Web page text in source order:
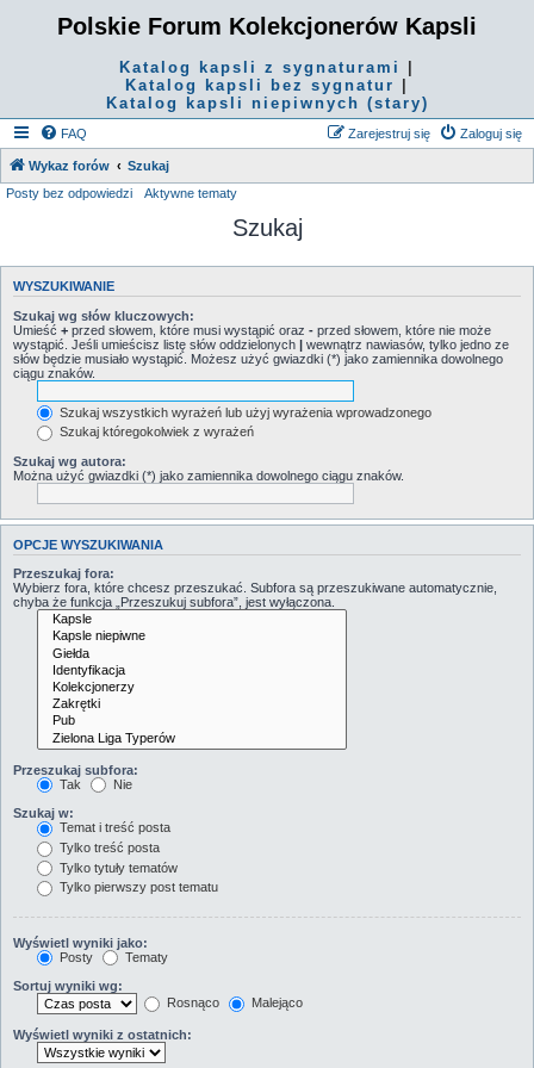
Polskie Forum Kolekcjonerów Kapsli
Katalog kapsli z sygnaturami
Katalog kapsli bez sygnatur
Katalog kapsli niepiwnych (stary)
FAQ Zaloguj się
Zarejestruj się
Wykaz forów
Szukaj
Posty bez odpowiedzi
Aktywne tematy
Szukaj
WYSZUKIWANIE
Szukaj wg słów kluczowych:
Umieść + przed słowem, które musi wystąpić oraz - przed słowem, które nie może
wystąpić. Jeśli umieścisz listę słów oddzielonych | wewnątrz nawiasów, tylko jedno ze
słów będzie musiało wystąpić. Możesz użyć gwiazdki (*) jako zamiennika dowolnego
ciągu znaków.
Szukaj wszystkich wyrażeń lub użyj wyrażenia wprowadzonego
Szukaj któregokolwiek z wyrażeń
Szukaj wg autora:
Można użyć gwiazdki (*) jako zamiennika dowolnego ciągu znaków.
OPCJE WYSZUKIWANIA
Przeszukaj fora:
Wybierz fora, które chcesz przeszukać. Subfora są przeszukiwane automatycznie,
chyba że funkcja „Przeszukuj subfora”, jest wyłączona.
Przeszukaj subfora:
Tak
Nie
Szukaj w:
Temat i treść posta
Tylko treść posta
Tylko tytuły tematów
Tylko pierwszy post tematu
Wyświetl wyniki jako:
Posty
Tematy
Sortuj wyniki wg:
Rosnąco
Malejąco
Wyświetl wyniki z ostatnich: